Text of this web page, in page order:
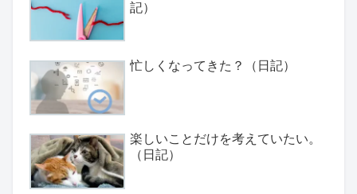
記）
忙しくなってきた？（日記）
楽しいことだけを考えていたい。
（日記）